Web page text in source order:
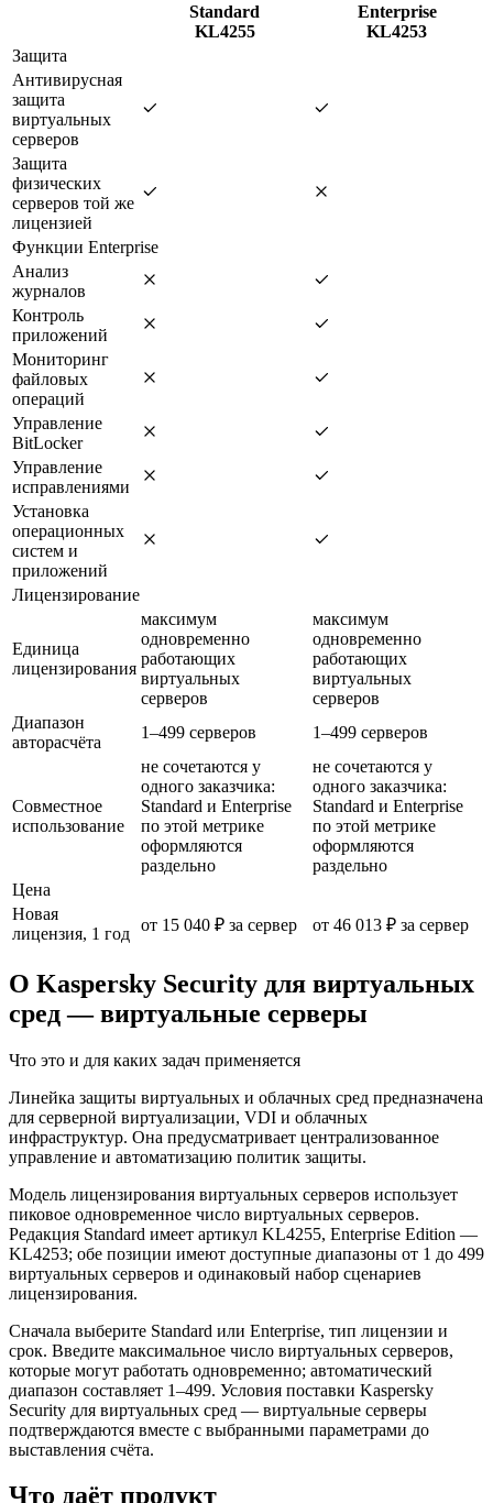
Standard
KL4255
Enterprise
KL4253
Защита
Антивирусная
защита
виртуальных
серверов
Защита
физических
серверов той же
лицензией
Функции Enterprise
Анализ
журналов
Контроль
приложений
Мониторинг
файловых
операций
Управление
BitLocker
Управление
исправлениями
Установка
операционных
систем и
приложений
Лицензирование
Единица
лицензирования
максимум
одновременно
работающих
виртуальных
серверов
максимум
одновременно
работающих
виртуальных
серверов
Диапазон
авторасчёта
1–499 серверов 1–499 серверов
Совместное
использование
не сочетаются у
одного заказчика:
Standard и Enterprise
по этой метрике
оформляются
раздельно
не сочетаются у
одного заказчика:
Standard и Enterprise
по этой метрике
оформляются
раздельно
Цена
Новая
лицензия, 1 год от 15 040 ₽ за сервер от 46 013 ₽ за сервер
О Kaspersky Security для виртуальных
сред — виртуальные серверы
Что это и для каких задач применяется
Линейка защиты виртуальных и облачных сред предназначена
для серверной виртуализации, VDI и облачных
инфраструктур. Она предусматривает централизованное
управление и автоматизацию политик защиты.
Модель лицензирования виртуальных серверов использует
пиковое одновременное число виртуальных серверов.
Редакция Standard имеет артикул KL4255, Enterprise Edition —
KL4253; обе позиции имеют доступные диапазоны от 1 до 499
виртуальных серверов и одинаковый набор сценариев
лицензирования.
Сначала выберите Standard или Enterprise, тип лицензии и
срок. Введите максимальное число виртуальных серверов,
которые могут работать одновременно; автоматический
диапазон составляет 1–499. Условия поставки Kaspersky
Security для виртуальных сред — виртуальные серверы
подтверждаются вместе с выбранными параметрами до
выставления счёта.
Что даёт продукт